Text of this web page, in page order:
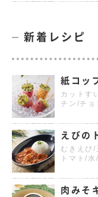
新着レシピ
紙コッ
カットす
チン/チ
えびの
むきえび
トマト/
肉みそ